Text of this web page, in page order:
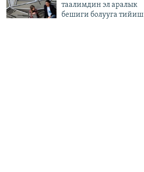
таалимдин эл аралык
бешиги болууга тийиш